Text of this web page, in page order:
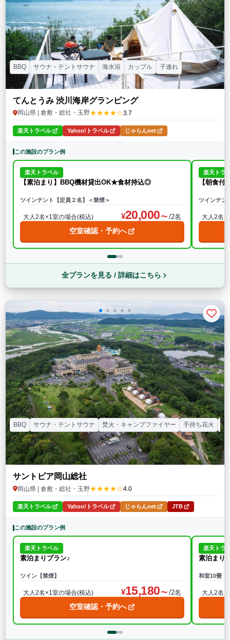
てんとうみ 渋川海岸グランピング
岡山県 | 倉敷・総社・玉野★★★★☆3.7
BBQ サウナ・テントサウナ 海水浴 カップル 子連れ
楽天トラベル Yahoo!トラベル じゃらんnet
この施設のプラン例
楽天トラベル
【素泊まり】BBQ機材貸出OK★食材持込◎
ツインテント【定員２名】＜禁煙＞
大人2名×1室の場合(税込) 20,000 /2名
空室確認・予約へ
楽天トラ
【朝食
ツインテン
大人2名
全プランを見る / 詳細はこちら
サントピア岡山総社
岡山県 | 倉敷・総社・玉野★★★★☆4.0
BBQ サウナ・テントサウナ 焚火・キャンプファイヤー 手持ち花火 温
楽天トラベル Yahoo!トラベル じゃらんnet JTB
この施設のプラン例
楽天トラベル
素泊まりプラン♪
ツイン【禁煙】
大人2名×1室の場合(税込) 15,180 /2名
空室確認・予約へ
楽天トラ
素泊まり
和室10畳【
大人2名